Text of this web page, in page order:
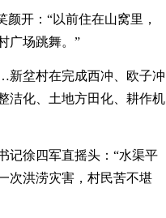
颜开：“以前住在山窝里，
广场跳舞。”
坌村在完成西冲、欧子冲
洁化、土地方田化、耕作机
记徐四军直摇头：“水渠平
次洪涝灾害，村民苦不堪